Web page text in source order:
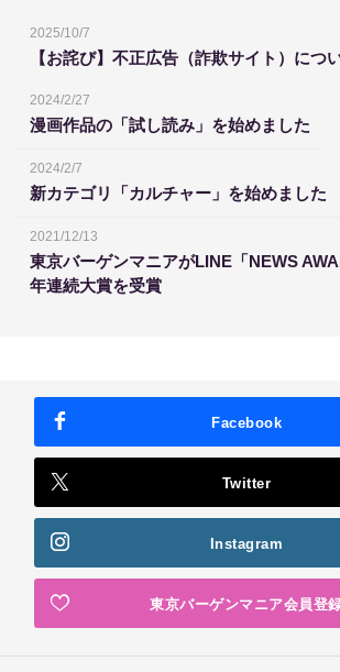
2025/10/7
【お詫び】不正広告（詐欺サイト）につ
2024/2/27
漫画作品の「試し読み」を始めました
2024/2/7
新カテゴリ「カルチャー」を始めました
2021/12/13
東京バーゲンマニアがLINE「NEWS
年連続大賞を受賞
Facebook
Twitter
Instagram
東京バーゲンマニア会員登